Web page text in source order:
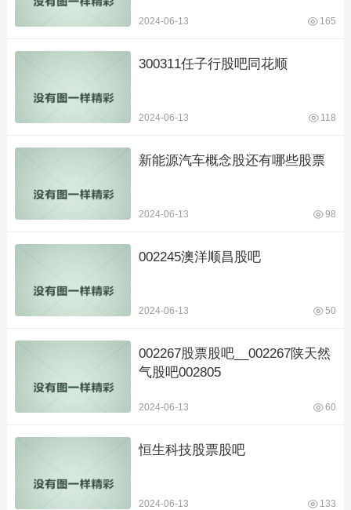
2024-06-13 165
300311任子行股吧同花顺
2024-06-13 118
新能源汽车概念股还有哪些股票
2024-06-13 98
002245澳洋顺昌股吧
2024-06-13 50
002267股票股吧__002267陕天然
气股吧002805
2024-06-13 60
恒生科技股票股吧
2024-06-13 133